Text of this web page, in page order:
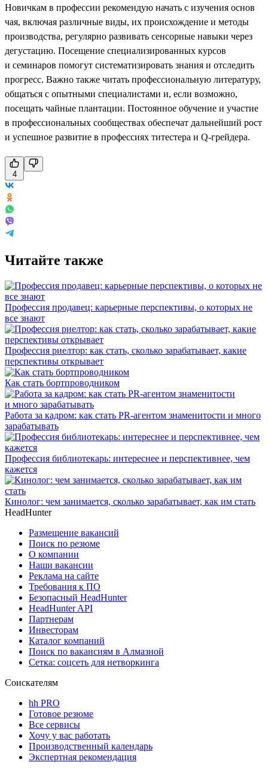
Новичкам в профессии рекомендую начать с изучения основ
чая, включая различные виды, их происхождение и методы
производства, регулярно развивать сенсорные навыки через
дегустацию. Посещение специализированных курсов
и семинаров помогут систематизировать знания и отследить
прогресс. Важно также читать профессиональную литературу,
общаться с опытными специалистами и, если возможно,
посещать чайные плантации. Постоянное обучение и участие
в профессиональных сообществах обеспечат дальнейший рост
и успешное развитие в профессиях титестера и Q-грейдера.
4
Читайте также
Профессия продавец: карьерные перспективы, о которых не
все знают
Профессия риелтор: как стать, сколько зарабатывает, какие
перспективы открывает
Как стать бортпроводником
Работа за кадром: как стать PR-агентом знаменитости и много
зарабатывать
Профессия библиотекарь: интереснее и перспективнее, чем
кажется
Кинолог: чем занимается, сколько зарабатывает, как им стать
HeadHunter
Размещение вакансий
Поиск по резюме
О компании
Наши вакансии
Реклама на сайте
Требования к ПО
Безопасный HeadHunter
HeadHunter API
Партнерам
Инвесторам
Каталог компаний
Поиск по вакансиям в Алмазной
Сетка: соцсеть для нетворкинга
Соискателям
hh PRO
Готовое резюме
Все сервисы
Хочу у вас работать
Производственный календарь
Экспертная рекомендация